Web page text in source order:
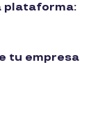
plataforma:
tu empresa